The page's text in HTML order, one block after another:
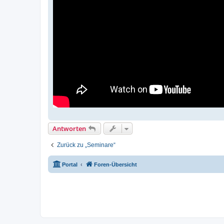
Antworten
Zurück zu „Seminare“
Portal Foren-Übersicht